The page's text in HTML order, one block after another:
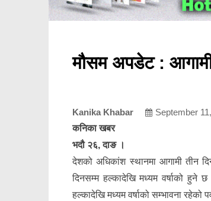
मौसम अपडेट : आगामी
Kanika Khabar September
कनिका खबर
भदौ २६, दाङ ।
देशको अधिकांश स्थानमा आगामी तीन
दिनसम्म हल्कादेखि मध्यम वर्षाको हुने
हल्कादेखि मध्यम वर्षाको सम्भावना रहेको